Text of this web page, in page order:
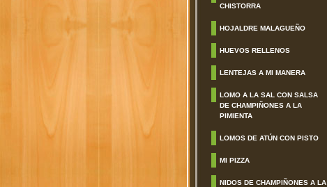
CHISTORRA
HOJALDRE MALAGUEÑO
HUEVOS RELLENOS
LENTEJAS A MI MANERA
LOMO A LA SAL CON SALSA
DE CHAMPIÑONES A LA
PIMIENTA
LOMOS DE ATÚN CON PISTO
MI PIZZA
NIDOS DE CHAMPIÑONES A LA